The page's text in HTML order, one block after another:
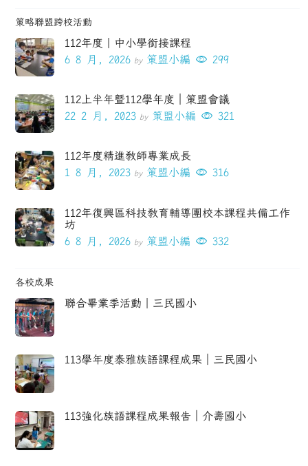
策略聯盟跨校活動
112年度｜中小學銜接課程
6 8 月, 2026 by 策盟小編 299
112上半年暨112學年度｜策盟會議
22 2 月, 2023 by 策盟小編 321
112年度精進教師專業成長
1 8 月, 2023 by 策盟小編 316
112年復興區科技教育輔導團校本課程共備工作
坊
6 8 月, 2026 by 策盟小編 332
各校成果
聯合畢業季活動｜三民國小
113學年度泰雅族語課程成果｜三民國小
113強化族語課程成果報告｜介壽國小